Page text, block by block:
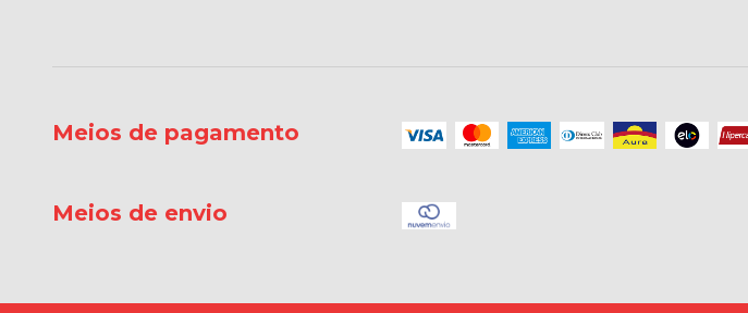
Meios de pagamento
Meios de envio